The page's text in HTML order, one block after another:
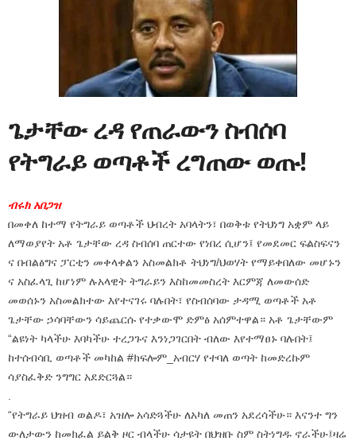
ጌታቸው ረዳ የጠራውን ስብሰባ
የትግራይ ወጣቶች ረግጠው ወጡ!
ብሩክ አበጋዝ
በመቀለ ከተማ የትግራይ ወጣቶች ህብረት አባላትን፣ በወቅቱ የትህነግ አቋም ላይ
ለማወያየት አቶ ጌታቸው ረዳ ስብሰባ ጠርተው የነበረ ሲሆን፤ የመደመር ፍልስፍናን
ና በብልፅግና ፓርቲን መቀላቀልን አስመልክቶ ትህነግ/ህወሃት የማይቀበለው መሆኑን
ና አስፈላጊ ከሆነም ሉአላዊት ትግራይን እስከመመስረት እርምጃ ለመውሰድ
መወሰኑን አስመልክተው እየተናገሩ ባሉበት፣ የስብሰባው ታዳሚ ወጣቶች አቶ
ጌታቸው ኃሳባቸውን ሳይጨርሱ የተቃውሞ ድምፅ አሰምተዋል። አቶ ጌታቸውም
“ልዩነት ካላችሁ እባካችሁ ተረጋጉና እንነጋገርበት ብለው እየተማፀኑ ባሉበት፤
ከተሰብሳቢ ወጣቶች መካከል #ክፍሎም_አብርሃ የተባለ ወጣት ከመድረኩም
ሳያስፈቅድ ንግግር አደድርጓል።
“የትግራይ ህዝብ ወልዶ፣ አዝሎ አሳድጓችሁ ለአካለ መጠን አደረሳችሁ። እናንተ ግን
ውለታውን ከመክፈል ይልቅ ዞር ብላችሁ ሳታዩት በህዝቡ ስም ስትነግዱ ኖራችሁ፤ዛሬ